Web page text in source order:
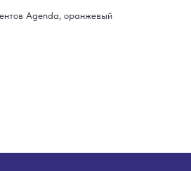
Agenda, оранжевый